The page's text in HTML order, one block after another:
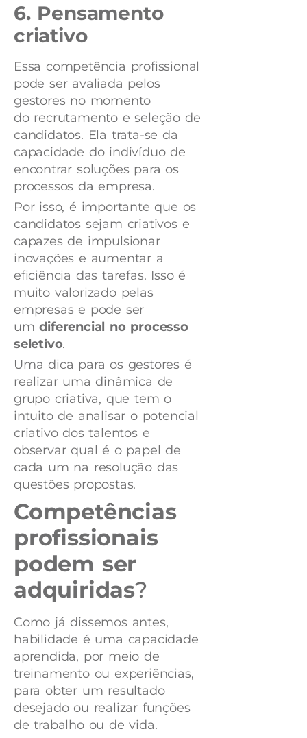
6. Pensamento
criativo
Essa competência profissional
pode ser avaliada pelos
gestores no momento
do recrutamento e seleção de
candidatos. Ela trata-se da
capacidade do indivíduo de
encontrar soluções para os
processos da empresa.
Por isso, é importante que os
candidatos sejam criativos e
capazes de impulsionar
inovações e aumentar a
eficiência das tarefas. Isso é
muito valorizado pelas
empresas e pode ser
umdiferencial no processo
seletivo.
Uma dica para os gestores é
realizar uma dinâmica de
grupo criativa, que tem o
intuito de analisar o potencial
criativo dos talentos e
observar qual é o papel de
cada um na resolução das
questões propostas.
Competências
profissionais
podem ser
adquiridas?
Como já dissemos antes,
habilidade é uma capacidade
aprendida, por meio de
treinamento ou experiências,
para obter um resultado
desejado ou realizar funções
de trabalho ou de vida.